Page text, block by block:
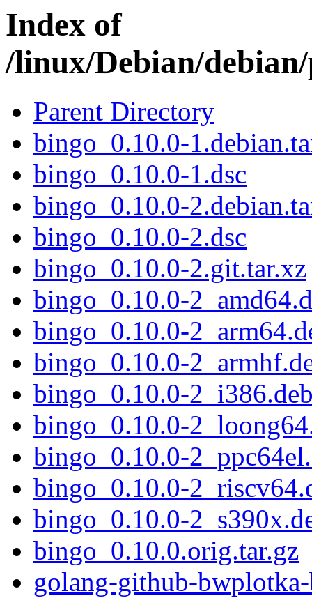
Index of
/linux/Debian/
Parent Directory
bingo_0.10.0-
bingo_0.10.0-1.dsc
bingo_0.10.0-
bingo_0.10.0-2.dsc
bingo_0.10.0-2.git.tar.xz
bingo_0.10.0-
bingo_0.10.0-
bingo_0.10.0-
bingo_0.10.0-
bingo_0.10.0-
bingo_0.10.0-
bingo_0.10.0-
bingo_0.10.0-
bingo_0.10.0.orig.tar.gz
golang-github-